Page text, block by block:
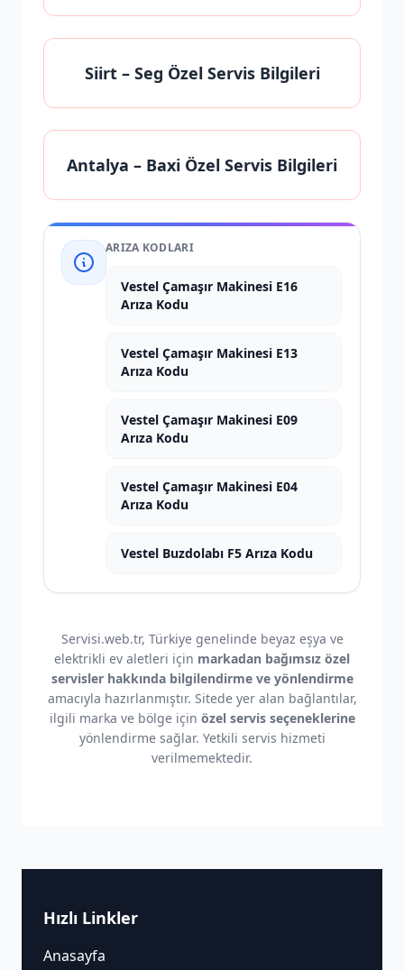
Siirt– Seg Özel Servis Bilgileri
Antalya – Baxi Özel Servis Bilgileri
ARIZA KODLARI
Vestel Çamaşır Makinesi E16
Arıza Kodu
Vestel Çamaşır Makinesi E13
Arıza Kodu
Vestel Çamaşır Makinesi E09
Arıza Kodu
Vestel Çamaşır Makinesi E04
Arıza Kodu
Vestel Buzdolabı F5 Arıza Kodu
Servisi.web.tr, Türkiye genelinde beyaz eşya ve
elektrikli ev aletleri için markadan bağımsız özel
servisler hakkında bilgilendirme ve yönlendirme
amacıyla hazırlanmıştır. Sitede yer alan bağlantılar,
ilgili marka ve bölge için özel servis seçeneklerine
yönlendirme sağlar. Yetkili servis hizmeti
verilmemektedir.
Hızlı Linkler
Anasayfa